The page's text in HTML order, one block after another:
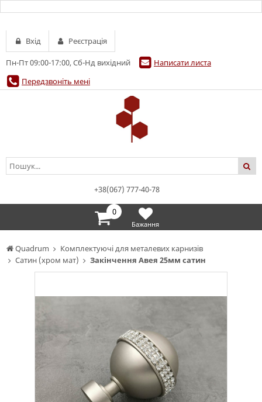
Quadrum
Комплектуючі для металевих карнизів
Сатин (хром мат)
Закінчення Авея 25мм сатин
Пн-Пт 09:00-17:00, Сб-Нд вихідний
Написати листа
Передзвоніть мені
Вхід Реєстрація
+38(067) 777-40-78
0
Бажання